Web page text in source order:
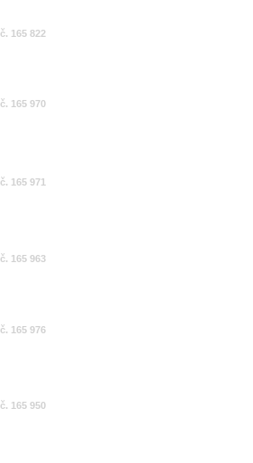
č. 165 822
č. 165 970
č. 165 971
č. 165 963
č. 165 976
č. 165 950